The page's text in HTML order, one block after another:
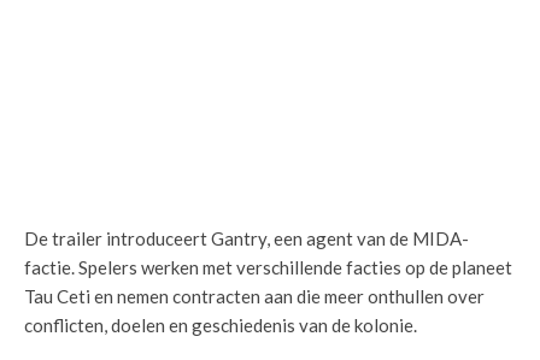
De trailer introduceert Gantry, een agent van de MIDA-
factie. Spelers werken met verschillende facties op de planeet
Tau Ceti en nemen contracten aan die meer onthullen over
conflicten, doelen en geschiedenis van de kolonie.